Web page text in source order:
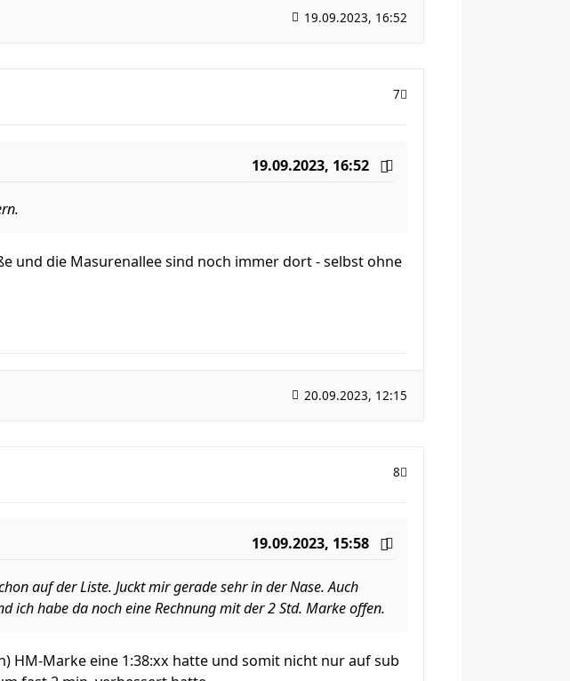
19.09.2023, 16:52
7
19.09.2023, 16:52
und die Masurenallee sind noch immer dort - selbst ohne
20.09.2023, 12:15
8
19.09.2023, 15:58
auf der Liste. Juckt mir gerade sehr in der Nase. Auch
ich habe da noch eine Rechnung mit der 2 Std. Marke offen.
HM-Marke eine 1:38:xx hatte und somit nicht nur auf sub